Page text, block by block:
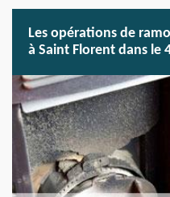
Les opérations de
à Saint Florent dans le